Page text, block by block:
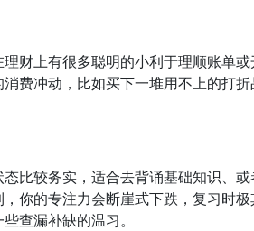
财上有很多聪明的小利于理顺账单
费冲动，比如买下一堆用不上的打
比较务实，适合去背诵基础知识、
你的专注力会断崖式下跌，复习时
查漏补缺的温习。